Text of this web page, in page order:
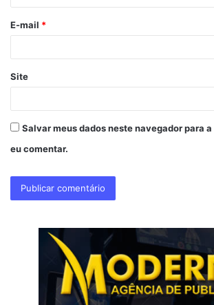
*
E-mail *
Site
Salvar meus dados neste navegador para
eu comentar.